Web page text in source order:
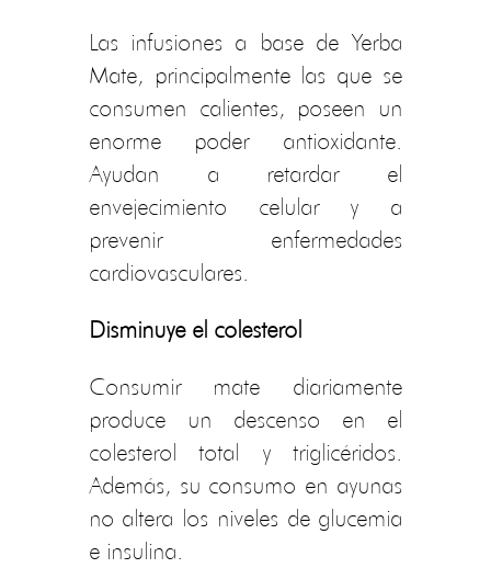
Las infusiones a base de Yerba
Mate, principalmente las que se
consumen calientes, poseen un
enorme poder antioxidante.
Ayudan a retardar el
envejecimiento celular y a
prevenir enfermedades
cardiovasculares.
Disminuye el colesterol
Consumir mate diariamente
produce un descenso en el
colesterol total y triglicéridos.
Además, su consumo en ayunas
no altera los niveles de glucemia
e insulina.